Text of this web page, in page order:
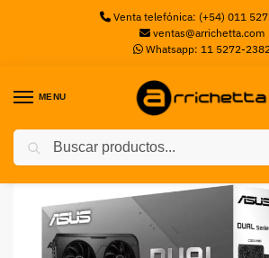
Venta telefónica: (+54) 011
ventas@arrichetta.com
Whatsapp: 11 5272-2382
MENU
Inicio Componentes de PC /